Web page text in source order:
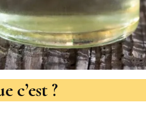
c’est ?